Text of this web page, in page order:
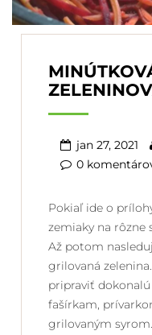
jan 27, 2021
0
Pokiaľ ide o
zemiaky na rôzne
Až potom
grilovaná
pripraviť
fašírkam,
grilovaným